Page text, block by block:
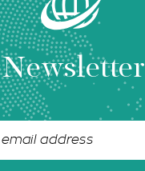
Newsletter